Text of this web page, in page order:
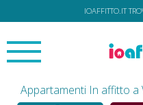
IOAFFITTO.IT
Appartamenti In affitto a